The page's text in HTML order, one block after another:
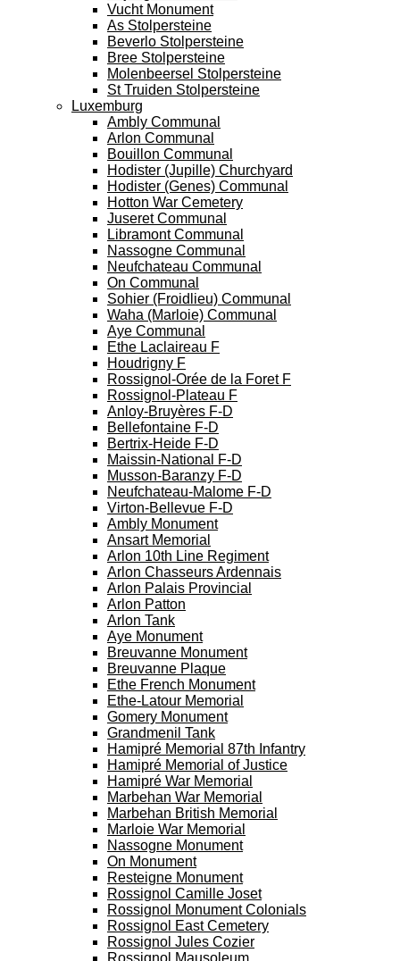
Vucht Monument
As Stolpersteine
Beverlo Stolpersteine
Bree Stolpersteine
Molenbeersel Stolpersteine
St Truiden Stolpersteine
Luxemburg
Ambly Communal
Arlon Communal
Bouillon Communal
Hodister (Jupille) Churchyard
Hodister (Genes) Communal
Hotton War Cemetery
Juseret Communal
Libramont Communal
Nassogne Communal
Neufchateau Communal
On Communal
Sohier (Froidlieu) Communal
Waha (Marloie) Communal
Aye Communal
Ethe Laclaireau F
Houdrigny F
Rossignol-Orée de la Foret F
Rossignol-Plateau F
Anloy-Bruyères F-D
Bellefontaine F-D
Bertrix-Heide F-D
Maissin-National F-D
Musson-Baranzy F-D
Neufchateau-Malome F-D
Virton-Bellevue F-D
Ambly Monument
Ansart Memorial
Arlon 10th Line Regiment
Arlon Chasseurs Ardennais
Arlon Palais Provincial
Arlon Patton
Arlon Tank
Aye Monument
Breuvanne Monument
Breuvanne Plaque
Ethe French Monument
Ethe-Latour Memorial
Gomery Monument
Grandmenil Tank
Hamipré Memorial 87th Infantry
Hamipré Memorial of Justice
Hamipré War Memorial
Marbehan War Memorial
Marbehan British Memorial
Marloie War Memorial
Nassogne Monument
On Monument
Resteigne Monument
Rossignol Camille Joset
Rossignol Monument Colonials
Rossignol East Cemetery
Rossignol Jules Cozier
Rossignol Mausoleum